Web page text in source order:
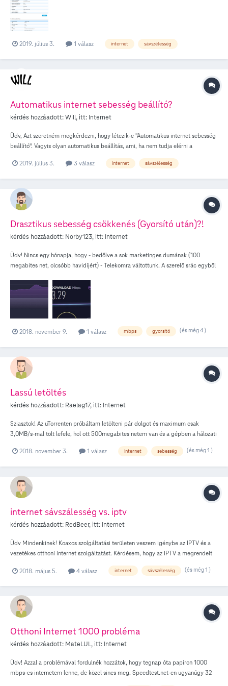
kicsivel rosszabbra lett állítva. A 29-28-as pingemet így átváltoztatta 44-45-re
ami nem valami jó. A 1572-es feltöltést lett beállítva, de általában 1685
környékén szokott lenni. Valami tipp miért lehetett leállás? Azóta újraindítottam,
és nem állt vissza a megfelelő értékeire. Köszönöm a válaszokat.
2019. július 3. 1 válasz internet sávszélesség
Automatikus internet sebesség beállító?
kérdés hozzáadott:Will, itt: Internet
Üdv, Azt szeretném megkérdezni, hogy létezik-e "Automatikus internet sebesség
beállító". Vagyis olyan automatikus beállítás, ami, ha nem tudja elérni a
ilyen? És, ha igen, ki lehet kapcsoltatni? Vagy kikapcsolni manuálisan?
2019. július 3. 3 válasz internet sávszélesség
Drasztikus sebesség csökkenés (Gyorsító után)?!
kérdés hozzáadott: Norby123, itt: Internet
Üdv! Nincs egy hónapja, hogy - bedőlve a sok marketinges dumának (100
megabites net, olcsóbb havidíjért) - Telekomra váltottunk. A szerelő srác egyből
igazán szereti" a másikakat. Úgyhogy ment a levesbe, ezzel elveszítve az udvari
wifi-zést. A probléma ott kezdődött, amikor a max sávszél felét sem tudtuk
elérni. A korábbi Tarr helyett, ami fix 50-et adott, itt hol 39mbps-t mértünk, hol
42 mbps-t. Nem csak, hogy gyorsabb nem lett, de ugyanannyi pénzért
valamivel kisebb is lett a netünk. Arról nem is beszélve, hogy folyamatos
pocketloss-ok voltak. Okés, semmi gond - gondoltuk mi - majd a gyorsító opció
megoldja a problémát. Újabb szerelő jött, újabb modemet hozott. Javasolta,
hogy adjunk 48 órát, hogy "beállítsa magát a modem". Azóta 4 nap tel el, és
azóta *is* átlag 3mbps sávszélt mérek. Nem hogy a 100-nak, de még a korábbi
39-nek se vagyunk a nyomába. Ez mégis mitől van...? Az egyik képen látszik,
hogy az elején, a bekötés után még alulról súroltam az 50-et (de inkább a 39 a
jellemzőbb), amióta az új, gyorsítós modem van, azóta meg 0.3 és 4 között van
a sebesség. Van valami tippetek erre? Köszi!
2018. november 9. 1 válasz mbps gyorsító (és még 4 )
Lassú letöltés
kérdés hozzáadott: Raelag17, itt: Internet
Sziasztok! Az uTorrenten próbáltam letölteni pár dolgot és maximum csak
3,0MB/s-mal tölt lefele, hol ott 500megabites netem van és a gépben a hálozati
2018. november 3.
1 válasz internet sebesség (és még 1 )
internet sávszálesség vs. iptv
kérdés hozzáadott: RedBeer, itt: Internet
Üdv Mindenkinek! Koaxos szolgáltatási területen veszem igénybe az IPTV és a
vezetékes otthoni internet szolgáltatást. Kérdésem, hogy az IPTV a megrendelt
vagy különálló sávot használ? A válaszokat előre is köszi!
2018. május 5. 4 válasz internet sávszélesség (és még 1 )
Otthoni Internet 1000 probléma
kérdés hozzáadott: MateLUL, itt: Internet
Üdv! Azzal a problémával fordulnék hozzátok, hogy tegnap óta papíron 1000
mbps-es internetem lenne, de közel sincs meg. Speedtest.net-en ugyanúgy 32